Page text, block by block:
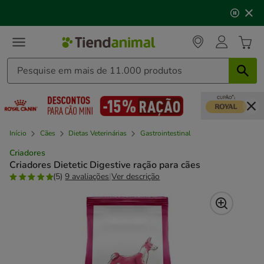
mensagem,
Início Cães Dietas Veterinárias Gastrointestinal
Criadores
Criadores Dietetic Digestive ração para cães
(5)9 avaliações|Ver descrição